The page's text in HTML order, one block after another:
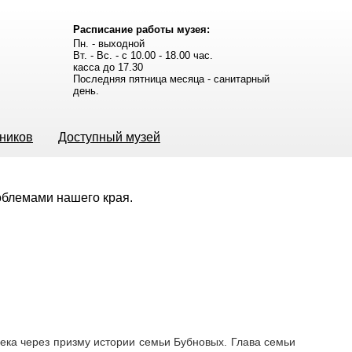
Расписание работы музея:
Пн. - выходной
Вт. - Вс. - с 10.00 - 18.00 час.
касса до 17.30
Последняя пятница месяца - санитарный
день.
Доступный музей
нашего края.
через призму истории семьи Бубновых. Глава семьи